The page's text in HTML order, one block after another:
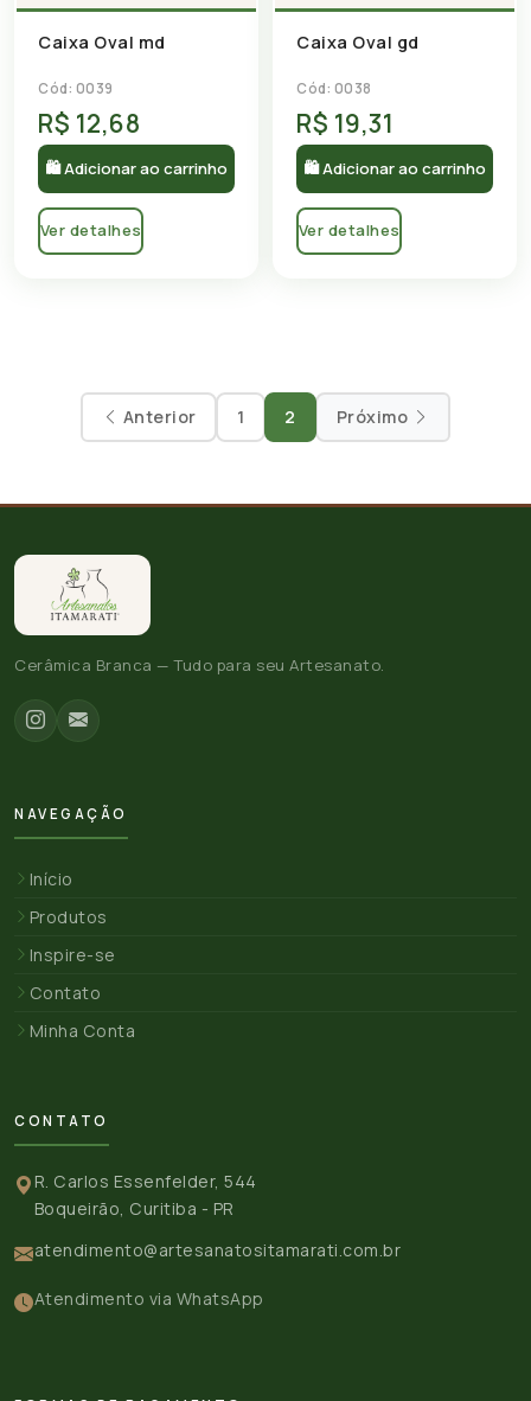
Caixa Oval md
Cód: 0039
R$ 12,68
🛍 Adicionar ao carrinho
Ver detalhes
Caixa Oval gd
Cód: 0038
R$ 19,31
🛍 Adicionar ao carrinho
Ver detalhes
Anterior 1 2 Próximo
Cerâmica Branca — Tudo para seu Artesanato.
NAVEGAÇÃO
Início
Produtos
Inspire-se
Contato
Minha Conta
CONTATO
R. Carlos Essenfelder, 544
Boqueirão, Curitiba - PR
atendimento@artesanatositamarati.com.br
Atendimento via WhatsApp